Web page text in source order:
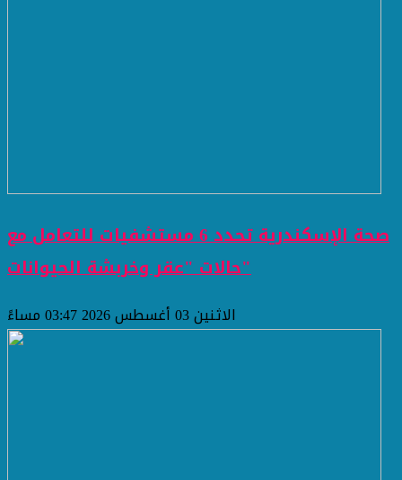
صحة الإسكندرية تحدد 6 مستشفيات للتعامل مع
حالات "عقر وخربشة الحيوانات"
الاثنين 03 أغسطس 2026 03:47 مساءً